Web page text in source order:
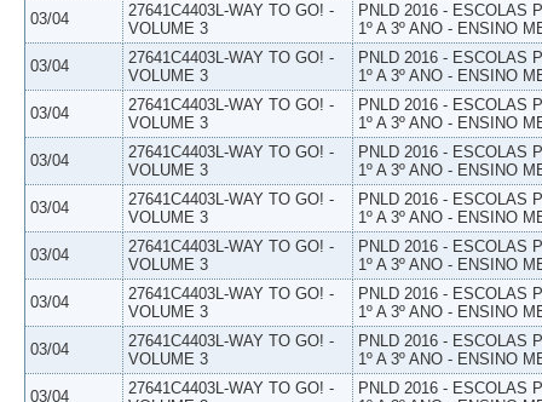
03/04
27641C4403L-WAY TO GO! -
VOLUME 3
PNLD 2016 - ESCOLAS
1º A 3º ANO - ENSINO
03/04
27641C4403L-WAY TO GO! -
VOLUME 3
PNLD 2016 - ESCOLAS
1º A 3º ANO - ENSINO
03/04
27641C4403L-WAY TO GO! -
VOLUME 3
PNLD 2016 - ESCOLAS
1º A 3º ANO - ENSINO
03/04
27641C4403L-WAY TO GO! -
VOLUME 3
PNLD 2016 - ESCOLAS
1º A 3º ANO - ENSINO
03/04
27641C4403L-WAY TO GO! -
VOLUME 3
PNLD 2016 - ESCOLAS
1º A 3º ANO - ENSINO
03/04
27641C4403L-WAY TO GO! -
VOLUME 3
PNLD 2016 - ESCOLAS
1º A 3º ANO - ENSINO
03/04
27641C4403L-WAY TO GO! -
VOLUME 3
PNLD 2016 - ESCOLAS
1º A 3º ANO - ENSINO
03/04
27641C4403L-WAY TO GO! -
VOLUME 3
PNLD 2016 - ESCOLAS
1º A 3º ANO - ENSINO
03/04
27641C4403L-WAY TO GO! -
PNLD 2016 - ESCOLAS